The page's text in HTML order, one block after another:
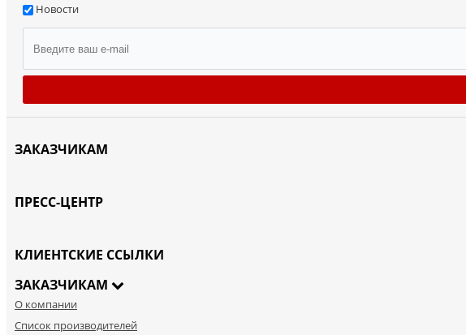
Новости
ЗАКАЗЧИКАМ
ПРЕСС-ЦЕНТР
КЛИЕНТСКИЕ ССЫЛКИ
ЗАКАЗЧИКАМ
О компании
Список производителей